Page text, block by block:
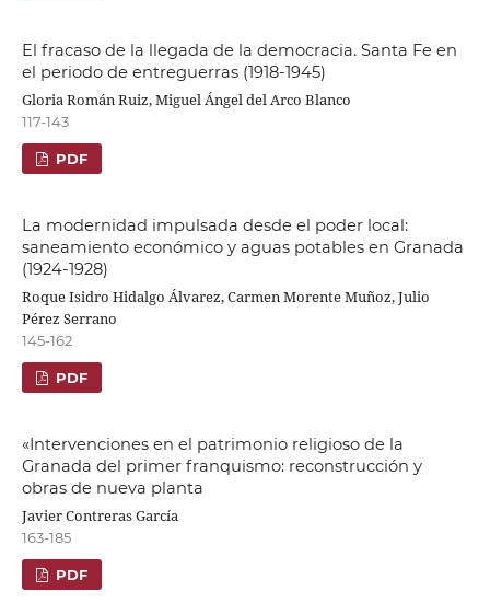
El fracaso de la llegada de la democracia. Santa Fe en
el periodo de entreguerras (1918-1945)
Gloria Román Ruiz, Miguel Ángel del Arco Blanco
117-143
PDF
La modernidad impulsada desde el poder local:
saneamiento económico y aguas potables en Granada
(1924-1928)
Roque Isidro Hidalgo Álvarez, Carmen Morente Muñoz, Julio
Pérez Serrano
145-162
PDF
«Intervenciones en el patrimonio religioso de la
Granada del primer franquismo: reconstrucción y
obras de nueva planta
Javier Contreras García
163-185
PDF